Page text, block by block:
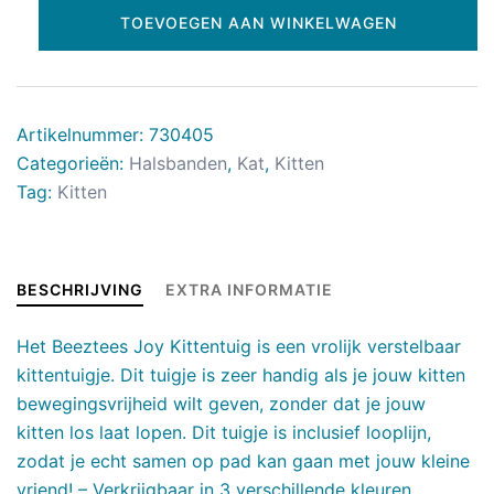
TOEVOEGEN AAN WINKELWAGEN
Artikelnummer: 730405
Categorieën: Halsbanden, Kat, Kitten
Tag: Kitten
BESCHRIJVING EXTRA INFORMATIE
Het Beeztees Joy Kittentuig is een vrolijk verstelbaar
kittentuigje. Dit tuigje is zeer handig als je jouw kitten
bewegingsvrijheid wilt geven, zonder dat je jouw
kitten los laat lopen. Dit tuigje is inclusief looplijn,
zodat je echt samen op pad kan gaan met jouw kleine
vriend! – Verkrijgbaar in 3 verschillende kleuren